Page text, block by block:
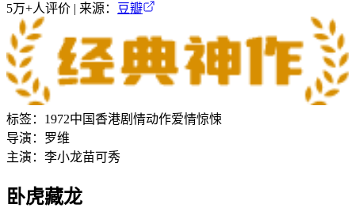
5万+人评价 | 来源： 豆瓣
标签： 1972中国香港剧情动作爱情惊悚
导演： 罗维
主演： 李小龙苗可秀
卧虎藏龙